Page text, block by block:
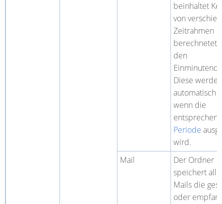
beinhaltet
von
Zeitrahmen
berechnetet
den
Diese werden
automatisch
wenn die
Periode
wird.
Mail
Der Ordner
speichert alle
Mails die
oder